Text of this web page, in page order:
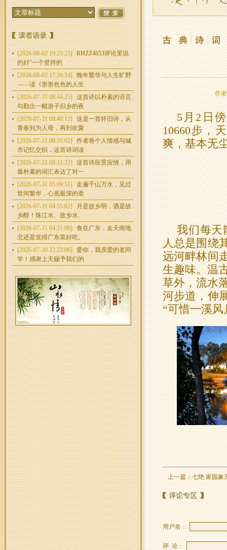
[2026-08-03 19:23:23]
RHZZ4653评论里说
的好“一个坚持的
[2026-08-02 17:26:24]
晚年繁华与人生旷野
——读《形形色色的人生
[2026-07-31 08:44:25]
这首诗以朴素的语言
勾勒出一幅游子归乡的夜
[2026-07-31 08:40:12]
这是一首怀旧诗，从
青春到为人母，再到欢聚
[2026-07-31 08:35:02]
作者将个人情感与城
市记忆交织，这首诗词读
[2026-07-31 08:31:22]
这首诗应景应情，用
最朴素的词汇表达了对一
[2026-07-31 05:09:51]
走遍千山万水，见过
世间繁华，心底最深的牵
[2026-07-31 04:55:02]
月是故乡明，酒是故
乡醇！珠江水、故乡水、
[2026-07-31 04:21:00]
食在广东，走天南地
北还是觉得广东菜好吃。
[2026-07-30 22:23:06]
爱你，我亲爱的老同
学！感谢上天赐予我们的
作
5月2日
10660步，
爽，基本无
我们每天
人总是围绕
远河畔林间
生趣味。温
草外，流水
河步道，伸
“可惜一溪
上一篇： 七绝 家园象
用户名：
评 论：